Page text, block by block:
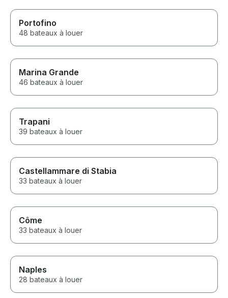
Portofino
48 bateaux à louer
Marina Grande
46 bateaux à louer
Trapani
39 bateaux à louer
Castellammare di Stabia
33 bateaux à louer
Côme
33 bateaux à louer
Naples
28 bateaux à louer